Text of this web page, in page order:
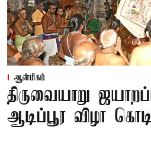
ஆன்மிகம்
திருவையாறு
ஆடிப்பூர விழா